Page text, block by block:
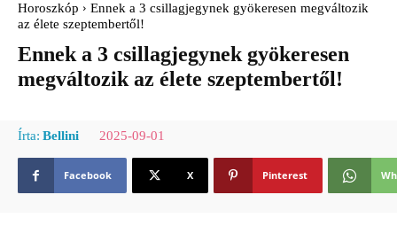
Horoszkóp
Ennek a 3 csillagjegynek gyökeresen megváltozik
az élete szeptembertől!
Ennek a 3 csillagjegynek gyökeresen
megváltozik az élete szeptembertől!
Írta: Bellini 2025-09-01
Facebook X Pinterest